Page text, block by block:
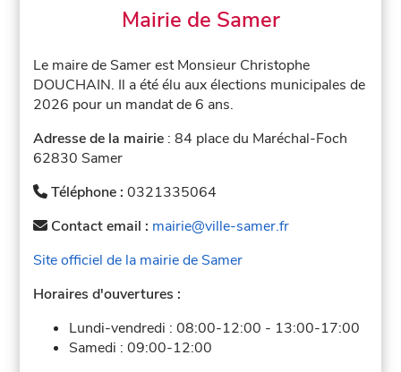
Mairie de Samer
Le maire de Samer est Monsieur Christophe
DOUCHAIN. Il a été élu aux élections municipales de
2026 pour un mandat de 6 ans.
Adresse de la mairie : 84 place du Maréchal-Foch
62830 Samer
Téléphone :0321335064
Contact email : mairie@ville-samer.fr
Site officiel de la mairie de Samer
Horaires d'ouvertures :
Lundi-vendredi :08:00-12:00 - 13:00-17:00
Samedi :09:00-12:00